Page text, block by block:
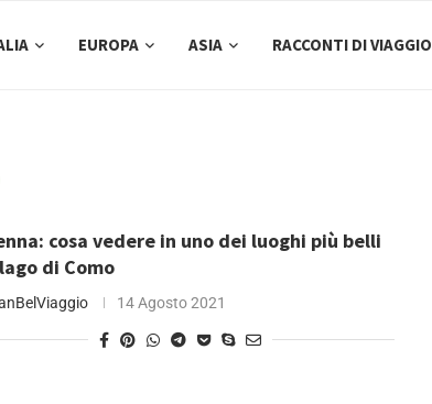
EUROPA ASIA RACCONTI DI VIAGGIO
cosa vedere in uno dei luoghi più belli
di Como
14 Agosto 2021